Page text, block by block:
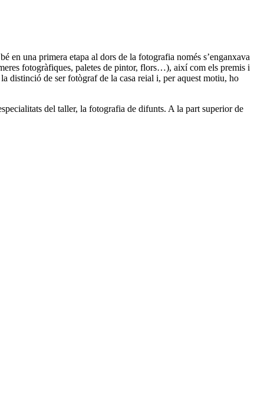
en una primera etapa al dors de la fotografia només s’enganxava
fotogràfiques, paletes de pintor, flors…), així com els premis i
distinció de ser fotògraf de la casa reial i, per aquest motiu, ho
del taller, la fotografia de difunts. A la part superior de